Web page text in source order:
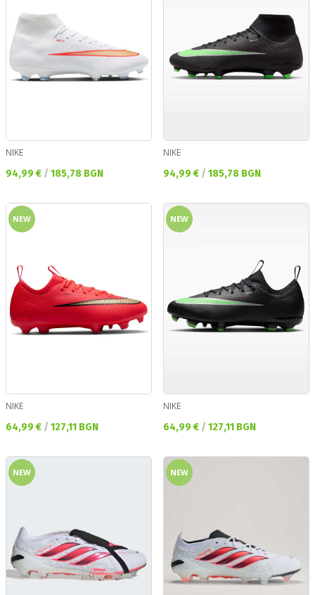
NIKE
Текуща цена:
94,99 € / 185,78 BGN
NIKE
Текуща цена:
94,99 € / 185,78 BGN
NEW
NIKE
Текуща цена:
64,99 € / 127,11 BGN
NEW
NIKE
Текуща цена:
64,99 € / 127,11 BGN
NEW NEW